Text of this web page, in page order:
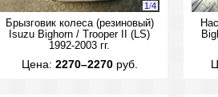
1/4
Брызговик колеса (резиновый)
Isuzu Bighorn / Trooper II (LS)
1992-2003 гг.
Цена: 2270–2270руб.